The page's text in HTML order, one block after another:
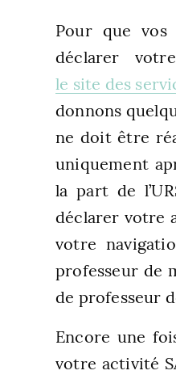
Pour que vos
déclarer
le site des
donnons
ne doit être
uniquement
la part de
déclarer votre
votre
professeur de
de professeur
Encore une
votre activité